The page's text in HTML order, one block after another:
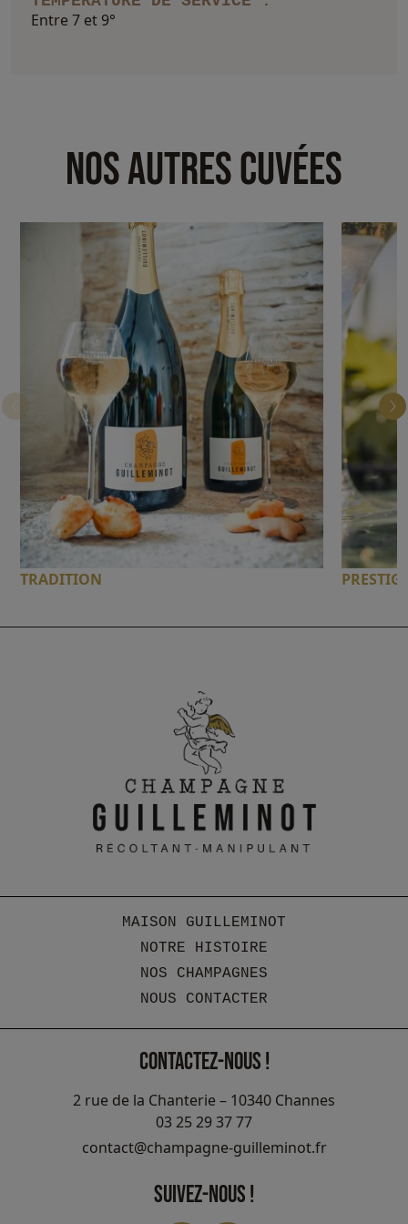
Entre 7 et 9°
NOS AUTRES CUVÉES
TRADITION
MAISON GUILLEMINOT
NOTRE HISTOIRE
NOS CHAMPAGNES
NOUS CONTACTER
CONTACTEZ-NOUS !
2 rue de la Chanterie – 10340 Channes
03 25 29 37 77
contact@champagne-guilleminot.fr
SUIVEZ-NOUS !